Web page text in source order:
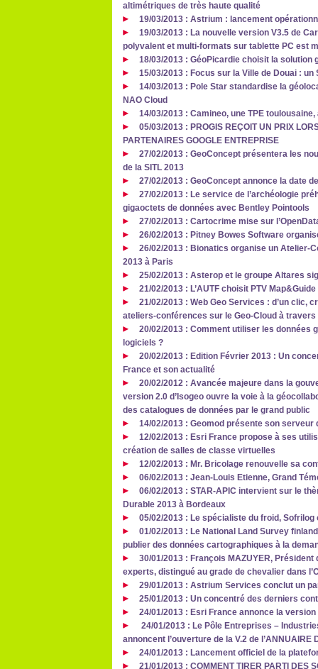
altimétriques de très haute qualité
19/03/2013 : Astrium : lancement
19/03/2013 : La nouvelle version V3.5 de
polyvalent et multi-formats sur tablette PC est
18/03/2013 : GéoPicardie choisit la solution
15/03/2013 : Focus sur la Ville de Douai : un
14/03/2013 : Pole Star standardise la
NAO Cloud
14/03/2013 : Camineo, une TPE
05/03/2013 : PROGIS REÇOIT UN PRIX
PARTENAIRES GOOGLE ENTREPRISE
27/02/2013 : GeoConcept présentera les
de la SITL 2013
27/02/2013 : GeoConcept annonce la date
27/02/2013 : Le service de l’archéologie
gigaoctets de données avec Bentley Pointools
27/02/2013 : Cartocrime mise sur
26/02/2013 : Pitney Bowes Software
26/02/2013 : Bionatics organise un Atelier-
2013 à Paris
25/02/2013 : Asterop et le groupe Altares
21/02/2013 : L’AUTF choisit PTV
21/02/2013 : Web Geo Services : d’un
ateliers-conférences sur le Geo-Cloud à travers
20/02/2013 : Comment utiliser les données
logiciels ?
20/02/2013 : Edition Février 2013 : Un
France et son actualité
20/02/2012 : Avancée majeure dans la
version 2.0 d’Isogeo ouvre la voie à la
des catalogues de données par le grand public
14/02/2013 : Geomod présente son serveur
12/02/2013 : Esri France propose à ses
création de salles de classe virtuelles
12/02/2013 : Mr. Bricolage renouvelle sa
06/02/2013 : Jean-Louis Etienne, Grand
06/02/2013 : STAR-APIC intervient sur le
Durable 2013 à Bordeaux
05/02/2013 : Le spécialiste du froid,
01/02/2013 : Le National Land Survey
publier des données cartographiques à la
30/01/2013 : François MAZUYER,
experts, distingué au grade de chevalier dans
29/01/2013 : Astrium Services conclut un
25/01/2013 : Un concentré des derniers
24/01/2013 : Esri France annonce la version
24/01/2013 : Le Pôle Entreprises –
annoncent l’ouverture de la V.2 de l’ANNUAIRE
24/01/2013 : Lancement officiel de la
21/01/2013 : COMMENT TIRER PARTI DES